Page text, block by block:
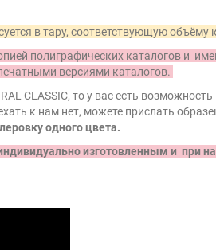
в тару, соответствующую объёму
полиграфических каталогов и
версиями каталогов.
CLASSIС, то у вас есть
к нам нет, можете прислать
одного цвета.
изготовленным и при